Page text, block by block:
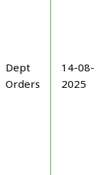
Dept
Orders
14-08-
2025